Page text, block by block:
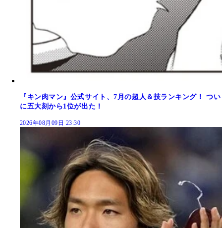
『キン肉マン』公式サイト、7月の超人＆技ランキング！ つい
に五大刻から1位が出た！
2026年08月09日 23:30